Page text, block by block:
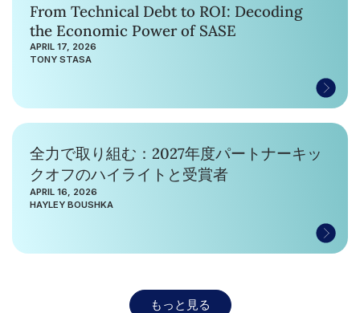
From Technical Debt to ROI: Decoding
the Economic Power of SASE
APRIL 17, 2026
TONY STASA
全力で取り組む：2027年度パートナーキッ
クオフのハイライトと受賞者
APRIL 16, 2026
HAYLEY BOUSHKA
もっと見る